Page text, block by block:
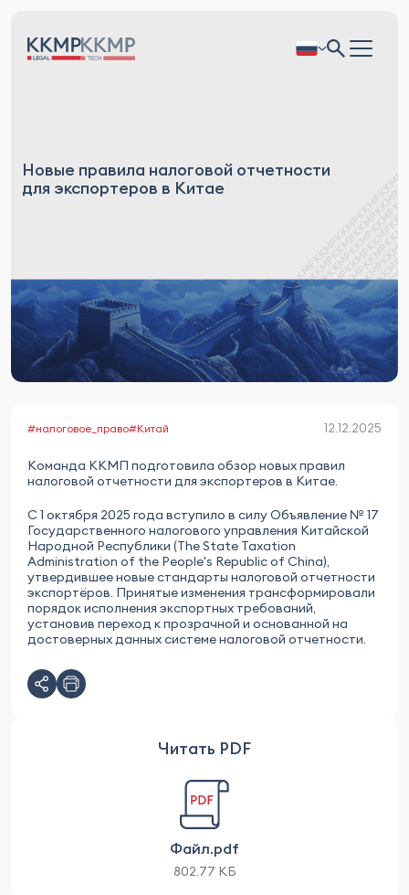
Новые правила налоговой отчетности
для экспортеров в Китае
#налоговое_право#Китай 12.12.2025
Команда ККМП подготовила обзор новых правил
налоговой отчетности для экспортеров в Китае.
С 1 октября 2025 года вступило в силу Объявление № 17
Государственного налогового управления Китайской
Народной Республики (The State Taxation
Administration of the People's Republic of China),
утвердившее новые стандарты налоговой отчетности
экспортёров. Принятые изменения трансформировали
порядок исполнения экспортных требований,
установив переход к прозрачной и основанной на
достоверных данных системе налоговой отчетности.
Читать PDF
Файл.pdf
802.77 КБ